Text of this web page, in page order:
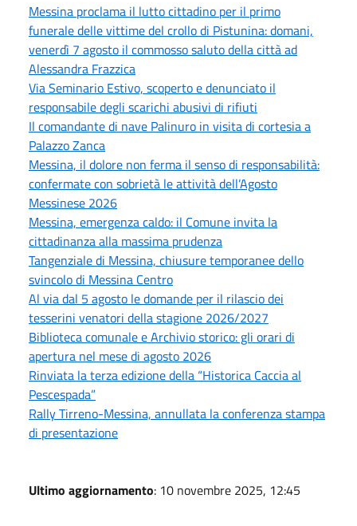
Messina proclama il lutto cittadino per il primo
funerale delle vittime del crollo di Pistunina: domani,
venerdì 7 agosto il commosso saluto della città ad
Alessandra Frazzica
Via Seminario Estivo, scoperto e denunciato il
responsabile degli scarichi abusivi di rifiuti
Il comandante di nave Palinuro in visita di cortesia a
Palazzo Zanca
Messina, il dolore non ferma il senso di responsabilità:
confermate con sobrietà le attività dell’Agosto
Messinese 2026
Messina, emergenza caldo: il Comune invita la
cittadinanza alla massima prudenza
Tangenziale di Messina, chiusure temporanee dello
svincolo di Messina Centro
Al via dal 5 agosto le domande per il rilascio dei
tesserini venatori della stagione 2026/2027
Biblioteca comunale e Archivio storico: gli orari di
apertura nel mese di agosto 2026
Rinviata la terza edizione della “Historica Caccia al
Pescespada”
Rally Tirreno-Messina, annullata la conferenza stampa
di presentazione
Ultimo aggiornamento: 10 novembre 2025, 12:45